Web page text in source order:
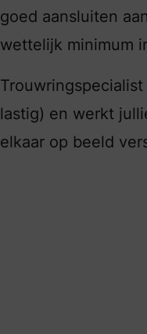
goed aansluiten
wettelijk minimum
lastig) en werkt
elkaar op beeld